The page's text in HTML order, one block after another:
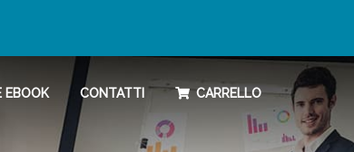
EBOOK CONTATTI CARRELLO